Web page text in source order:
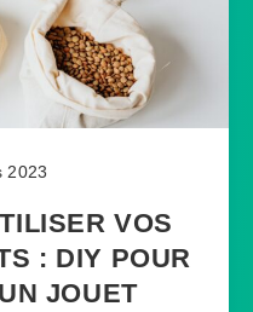
2023
VOS
: DIY POUR
JOUET